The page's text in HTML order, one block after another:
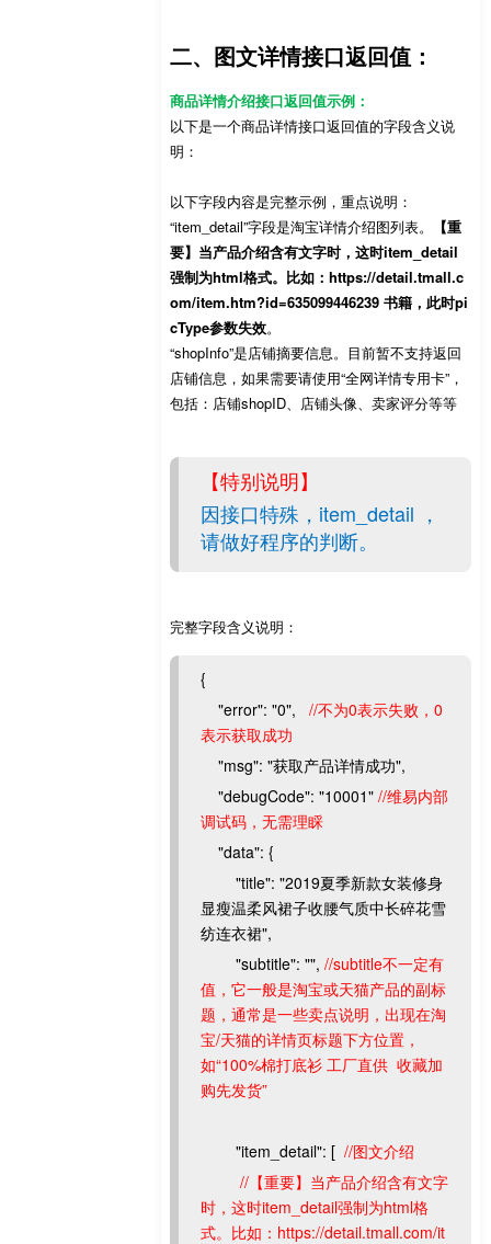
二、图文详情接口返回值：
商品详情介绍接口返回值示例：
以下是一个商品详情接口返回值的字段含义说
明：
以下字段内容是完整示例，重点说明：
“item_detail”字段是淘宝详情介绍图列表。
【重
要】当产品介绍含有文字时，这时item_detail
强制为html格式。比如：https://detail.tmall.c
om/item.htm?id=635099446239 书籍，此时pi
cType参数失效。
“shopInfo”是店铺摘要信息。目前暂不支持返回
店铺信息，如果需要请使用“全网详情专用卡”，
包括：店铺shopID、店铺头像、卖家评分等等
【特别说明】
因接口特殊，item_detail ，
请做好程序的判断。
完整字段含义说明：
{
"error": "0",
//不为0表示失败，0
表示获取成功
"msg": "获取产品详情成功",
"debugCode": "10001" //维易内部
调试码，无需理睬
"data": {
"title": "2019夏季新款女装修身
显瘦温柔风裙子收腰气质中长碎花雪
纺连衣裙",
"subtitle": "", //subtitle不一定有
值，它一般是淘宝或天猫产品的副标
题，通常是一些卖点说明，出现在淘
宝/天猫的详情页标题下方位置，
如“100%棉打底衫 工厂直供 收藏加
购先发货”
"item_detail": [//图文介绍
//【重要】当产品介绍含有文字
时，这时item_detail强制为html格
式。比如：https://detail.tmall.com/it